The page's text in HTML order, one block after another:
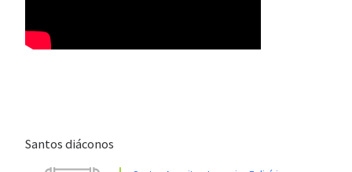
Santos diáconos